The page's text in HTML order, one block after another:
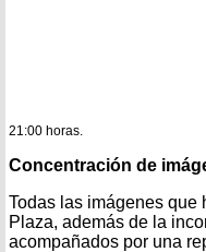
21:00 horas.
Concentración de
Todas las imágenes que
Plaza, además de la
acompañados por una